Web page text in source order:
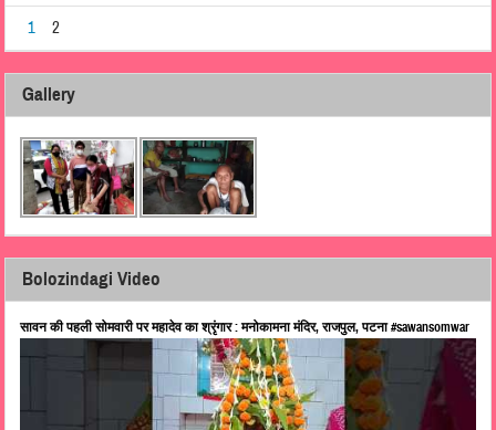
1 2
Gallery
Bolozindagi Video
सावन की पहली सोमवारी पर महादेव का श्रृंगार : मनोकामना मंदिर, राजपुल, पटना #sawansomwar